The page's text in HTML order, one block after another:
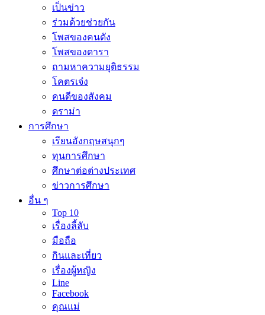
เป็นข่าว
ร่วมด้วยช่วยกัน
โพสของคนดัง
โพสของดารา
ถามหาความยุติธรรม
โคตรเจ๋ง
คนดีของสังคม
ดราม่า
การศึกษา
เรียนอังกฤษสนุกๆ
ทุนการศึกษา
ศึกษาต่อต่างประเทศ
ข่าวการศึกษา
อื่น ๆ
Top 10
เรื่องลี้ลับ
มือถือ
กินและเที่ยว
เรื่องผู้หญิง
Line
Facebook
คุณแม่